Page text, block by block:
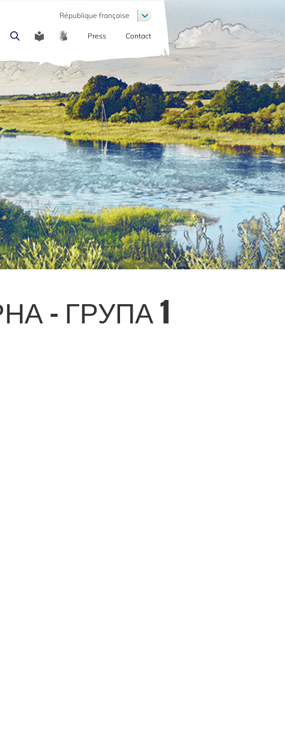
COMMUNICATION
Press Contact
République française List additional actions
- ГРУПА 1